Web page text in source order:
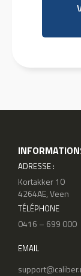
ADRESSE :
Kortakker 10
4264AE, Veen
TÉLÉPHONE
0416 – 699 000
EMAIL